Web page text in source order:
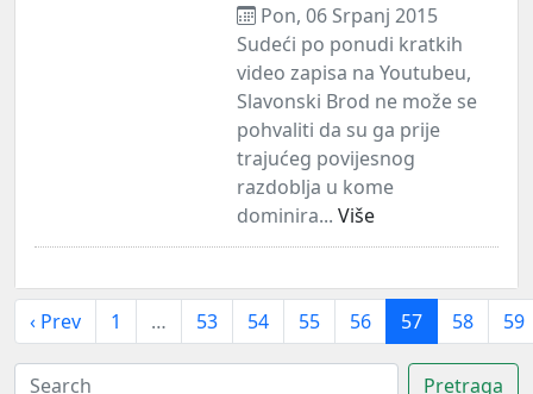
Pon, 06 Srpanj 2015
Sudeći po ponudi kratkih
video zapisa na Youtubeu,
Slavonski Brod ne može se
pohvaliti da su ga prije
trajućeg povijesnog
razdoblja u kome
dominira... Više
‹ Prev 1 … 53 54 55 56 57 58 59